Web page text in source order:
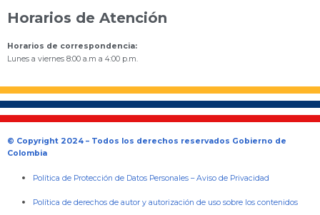
Horarios de Atención
Horarios de correspondencia:
Lunes a viernes 8:00 a.m a 4:00 p.m.
© Copyright 2024 – Todos los derechos reservados Gobierno de
Colombia
Política de Protección de Datos Personales –Aviso de Privacidad
Política de derechos de autor y autorización de uso sobre los contenidos